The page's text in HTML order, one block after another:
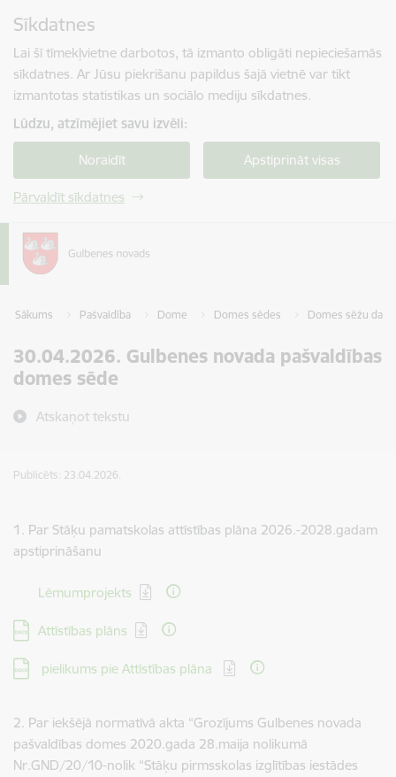
Sīkdatnes
Lai šī tīmekļvietne darbotos, tā izmanto obligāti nepieciešamās
sīkdatnes. Ar Jūsu piekrišanu papildus šajā vietnē var tikt
izmantotas statistikas un sociālo mediju sīkdatnes.
Lūdzu, atzīmējiet savu izvēli:
Noraidīt Apstiprināt visas
Pārvaldīt sīkdatnes
Sākums Pašvaldība Dome Domes sēdes Domes sēžu
30.04.2026. Gulbenes novada pašvaldības
domes sēde
Atskaņot tekstu
Publicēts: 23.04.2026.
1. Par Stāķu pamatskolas attīstības plāna 2026.-2028.gadam
apstiprināšanu
Lejupielādēt:
Lēmumprojekts
Lejupielādēt:
Attīstības plāns
Lejupielādēt:
pielikums pie Attīstības plāna
2. Par iekšējā normatīvā akta “Grozījums Gulbenes novada
pašvaldības domes 2020.gada 28.maija nolikumā
Nr.GND/20/10-nolik “Stāķu pirmsskolas izglītības iestādes